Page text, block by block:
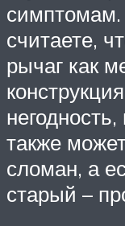
считаете,
рычаг как
также
сломан, а
старый –